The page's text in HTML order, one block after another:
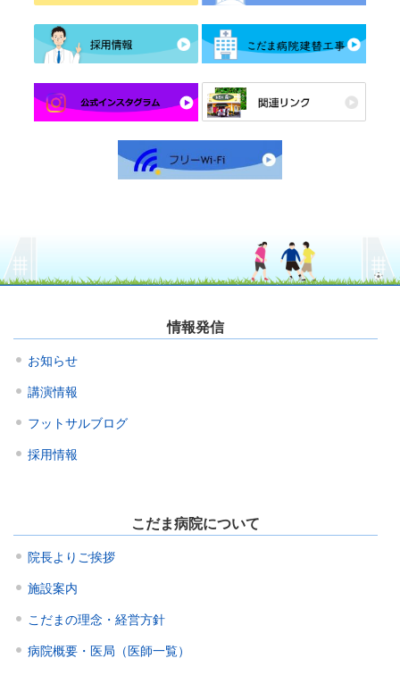
情報発信
お知らせ
講演情報
フットサルブログ
採用情報
こだま病院について
院長よりご挨拶
施設案内
こだまの理念・経営方針
病院概要・医局（医師一覧）